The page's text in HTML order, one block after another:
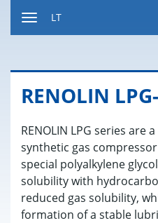
LT
RE­NO­LIN
RENOLIN LPG series are
synthetic gas
special polyalkylene
solubility with
reduced gas solubility,
formation of a stable